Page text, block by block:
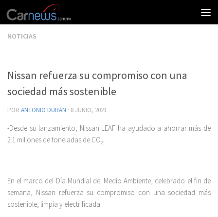
NOTICIAS
Nissan refuerza su compromiso con una
sociedad más sostenible
POR ANTONIO DURÁN · 8 JUNIO, 2021
-Desde su lanzamiento, Nissan LEAF ha ayudado a ahorrar más de
2.1 millones de toneladas de CO2.
En el marco del Día Mundial del Medio Ambiente, celebrado el fin de
semana, Nissan refuerza su compromiso con una sociedad más
sostenible, limpia y electrificada.